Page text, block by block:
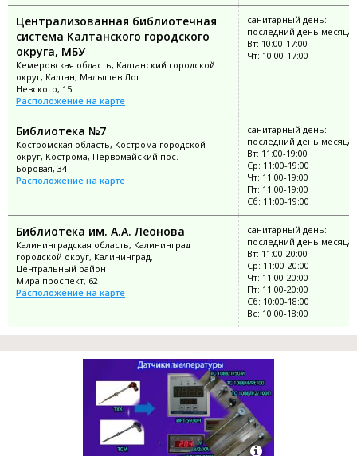
Централизованная библиотечная
система Калтанского городского
округа, МБУ
Кемеровская область, Калтанский городской
округ, Калтан, Малышев Лог
Невского, 15
Расположение на карте
санитарный день:
последний день месяца
Вт: 10:00-17:00
Чт: 10:00-17:00
Библиотека №7
Костромская область, Кострома городской
округ, Кострома, Первомайский пос.
Боровая, 34
Расположение на карте
санитарный день:
последний день месяца
Вт: 11:00-19:00
Ср: 11:00-19:00
Чт: 11:00-19:00
Пт: 11:00-19:00
Сб: 11:00-19:00
Библиотека им. А.А. Леонова
Калининградская область, Калининград
городской округ, Калининград,
Центральный район
Мира проспект, 62
Расположение на карте
санитарный день:
последний день месяца
Вт: 11:00-20:00
Ср: 11:00-20:00
Чт: 11:00-20:00
Пт: 11:00-20:00
Сб: 10:00-18:00
Вс: 10:00-18:00